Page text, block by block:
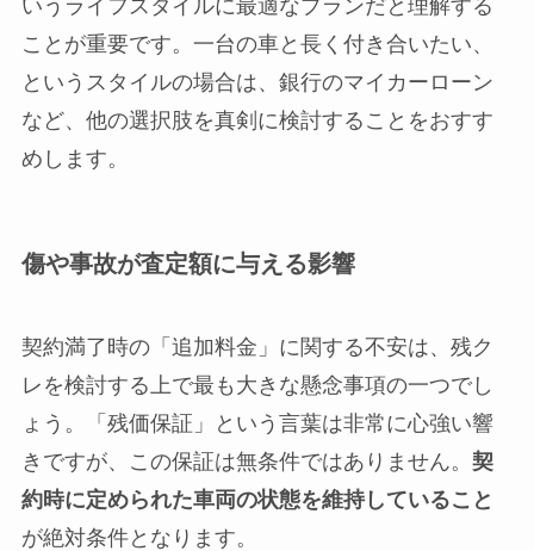
いうライフスタイルに最適なプランだと理解する
ことが重要です。一台の車と長く付き合いたい、
というスタイルの場合は、銀行のマイカーローン
など、他の選択肢を真剣に検討することをおすす
めします。
傷や事故が査定額に与える影響
契約満了時の「追加料金」に関する不安は、残ク
レを検討する上で最も大きな懸念事項の一つでし
ょう。「残価保証」という言葉は非常に心強い響
きですが、この保証は無条件ではありません。 契
約時に定められた車両の状態を維持していること
が絶対条件となります。